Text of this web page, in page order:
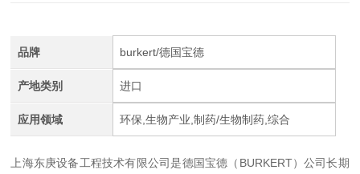
品牌 burkert/德国宝德
产地类别 进口
应用领域 环保,生物产业,制药/生物制药,综合
上海东庚设备工程技术有限公司是德国宝德（BURKERT）公司长期